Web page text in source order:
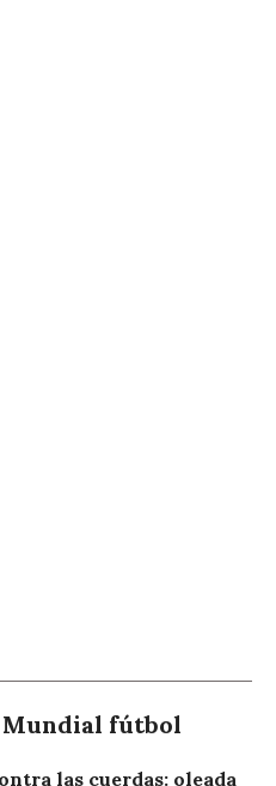
Mundial fútbol
las cuerdas: oleada